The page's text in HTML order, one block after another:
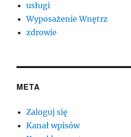
usługi
Wyposażenie Wnętrz
zdrowie
META
Zaloguj się
Kanał wpisów